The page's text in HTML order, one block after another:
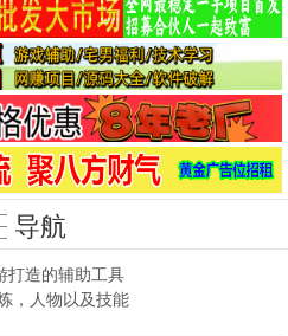
导航
打造的辅助工具
，人物以及技能